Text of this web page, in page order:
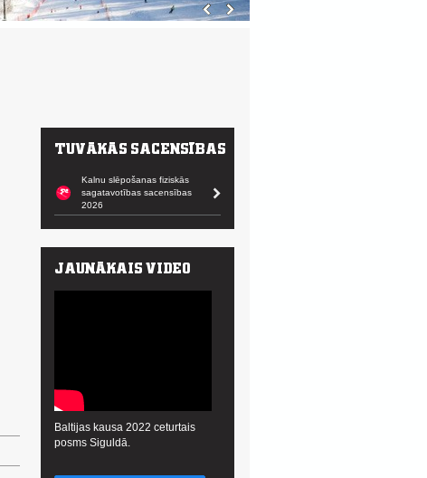
Kalnu slēpošanas fiziskās
sagatavotības sacensības
2026
Baltijas kausa 2022 ceturtais
posms Siguldā.